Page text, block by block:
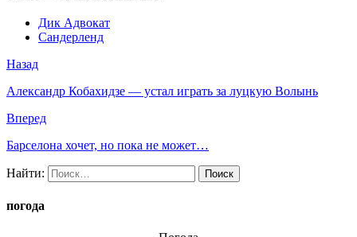
Дик Адвокат
Сандерленд
Назад
Александр Кобахидзе — устал играть за луцкую Волынь
Вперед
Барселона хочет, но пока не может…
Найти:
погода